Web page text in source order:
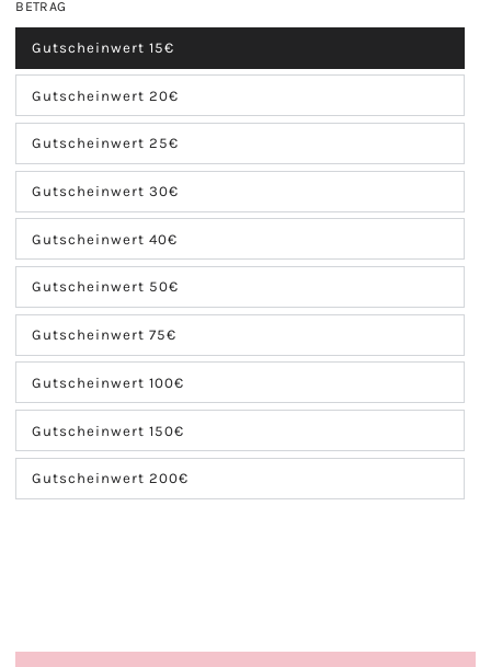
BETRAG
Gutscheinwert 15€
Gutscheinwert 20€
Gutscheinwert 25€
Gutscheinwert 30€
Gutscheinwert 40€
Gutscheinwert 50€
Gutscheinwert 75€
Gutscheinwert 100€
Gutscheinwert 150€
Gutscheinwert 200€